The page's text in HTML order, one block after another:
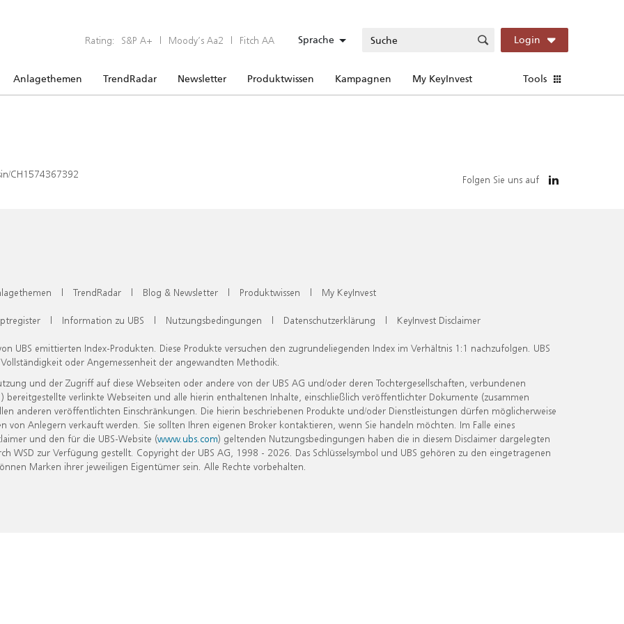
Rating: S&P A+ | Moody’s Aa2 | Fitch AA Sprache Login
Anlagethemen TrendRadar Newsletter Produktwissen Kampagnen My KeyInvest Tools
CH1574367392 Folgen Sie uns auf
| TrendRadar | Blog & Newsletter | Produktwissen | My KeyInvest
| Information zu UBS | Nutzungsbedingungen | Datenschutzerklärung | KeyInvest Disclaimer
UBS emittierten Index-Produkten. Diese Produkte versuchen den zugrundeliegenden Index im Verhältnis 1:1 nachzufolgen. UBS
oder Angemessenheit der angewandten Methodik.
und der Zugriff auf diese Webseiten oder andere von der UBS AG und/oder deren Tochtergesellschaften, verbundenen
verlinkte Webseiten und alle hierin enthaltenen Inhalte, einschließlich veröffentlichter Dokumente (zusammen
anderen veröffentlichten Einschränkungen. Die hierin beschriebenen Produkte und/oder Dienstleistungen dürfen möglicherweise
Anlegern verkauft werden. Sie sollten Ihren eigenen Broker kontaktieren, wenn Sie handeln möchten. Im Falle eines
und den für die UBS-Website (www.ubs.com) geltenden Nutzungsbedingungen haben die in diesem Disclaimer dargelegten
zur Verfügung gestellt. Copyright der UBS AG, 1998 - 2026. Das Schlüsselsymbol und UBS gehören zu den eingetragenen
Marken ihrer jeweiligen Eigentümer sein. Alle Rechte vorbehalten.